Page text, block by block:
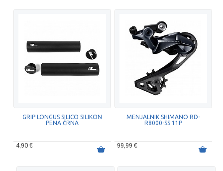
GRIP LONGUS SILICO SILIKON
PENA ČRNA
4,90 €
MENJALNIK SHIMANO RD-
R8000-SS 11P
99,99 €